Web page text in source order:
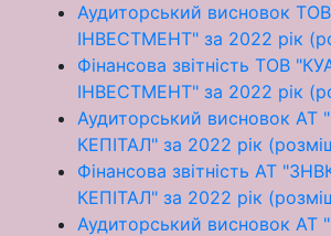
Аудиторський висновок
ІНВЕСТМЕНТ" за 2022 рік
Фінансова звітність ТОВ
ІНВЕСТМЕНТ" за 2022 рік
Аудиторський висновок АТ
КЕПІТАЛ" за 2022 рік
Фінансова звітність АТ
КЕПІТАЛ" за 2022 рік
Аудиторський висновок АТ